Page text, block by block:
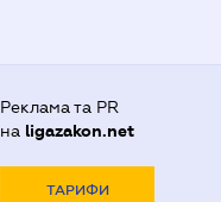
Реклама та PR
на ligazakon.net
ТАРИФИ